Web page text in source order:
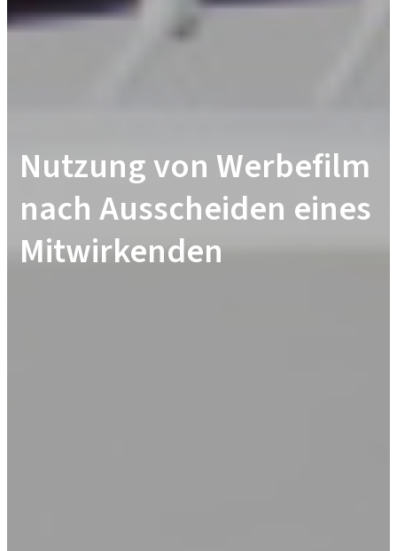
Nutzung von Werbefilm
nach Ausscheiden eines
Mitwirkenden